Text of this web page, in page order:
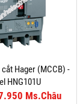
Hager (MCCB) -
HNG101U
Ms.Châu